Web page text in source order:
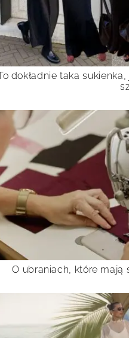
dokładnie taka
O ubraniach, które mają